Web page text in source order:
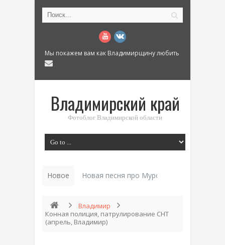
Мы покажем вам как Владимирщину любить
Владимирский край
Фотоблог Владимирской области
Новое Новая песня про Муром: «Былинный
Владимир
Конная полиция, патрулирование СНТ
(апрель, Владимир)